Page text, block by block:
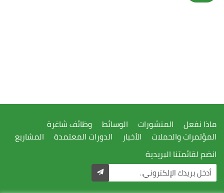
ماذا نفعل المنشورات الوسائط
وظائف شاغرة
المؤتمرات والحملات
الأخبار الدورات المعتمدة
المشاريع
انضم لقائمتنا البريدية